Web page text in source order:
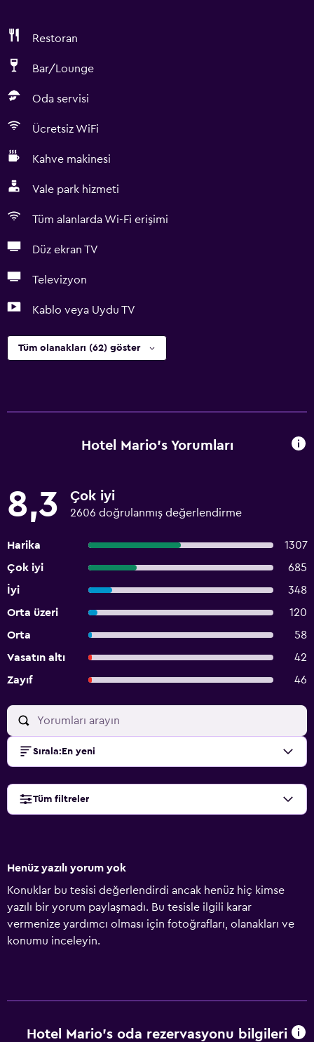
Restoran
Bar/Lounge
Oda servisi
Ücretsiz WiFi
Kahve makinesi
Vale park hizmeti
Tüm alanlarda Wi-Fi erişimi
Düz ekran TV
Televizyon
Kablo veya Uydu TV
Tüm olanakları (62) göster
Hotel Mario's Yorumları
8,3 Çok iyi
2606 doğrulanmış değerlendirme
Harika
1307
Çok iyi
685
İyi
348
Orta üzeri
120
Orta
58
Vasatın altı
42
Zayıf
46
Sırala: En yeni
Tüm filtreler
Henüz yazılı yorum yok
Konuklar bu tesisi değerlendirdi ancak henüz hiç kimse
yazılı bir yorum paylaşmadı. Bu tesisle ilgili karar
vermenize yardımcı olması için fotoğrafları, olanakları ve
konumu inceleyin.
Hotel Mario's oda rezervasyonu bilgileri